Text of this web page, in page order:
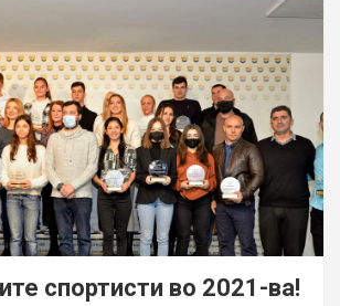
спортисти во 2021-ва!